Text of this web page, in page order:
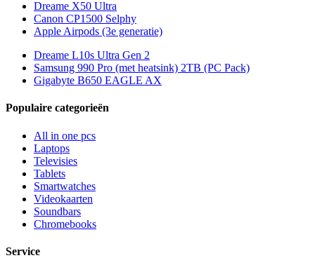
Dreame X50 Ultra
Canon CP1500 Selphy
Apple Airpods (3e generatie)
Dreame L10s Ultra Gen 2
Samsung 990 Pro (met heatsink) 2TB (PC Pack)
Gigabyte B650 EAGLE AX
Populaire categorieën
All in one pcs
Laptops
Televisies
Tablets
Smartwatches
Videokaarten
Soundbars
Chromebooks
Service